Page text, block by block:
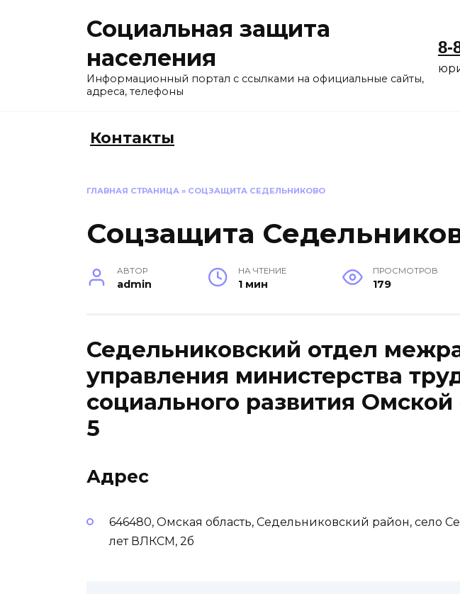
Социальная защита
населения
Информационный портал с ссылками на официальные сайты,
адреса, телефоны
8-
Контакты
ГЛАВНАЯ СТРАНИЦА » СОЦЗАЩИТА СЕДЕЛЬНИКОВО
Соцзащита
АВТОР
admin
НА ЧТЕНИЕ
1 мин
ПРОСМОТРОВ
179
Седельниковский отдел
управления министерства
социального развития
5
Адрес
646480, Омская область, Седельниковский район, село
лет ВЛКСМ, 2б